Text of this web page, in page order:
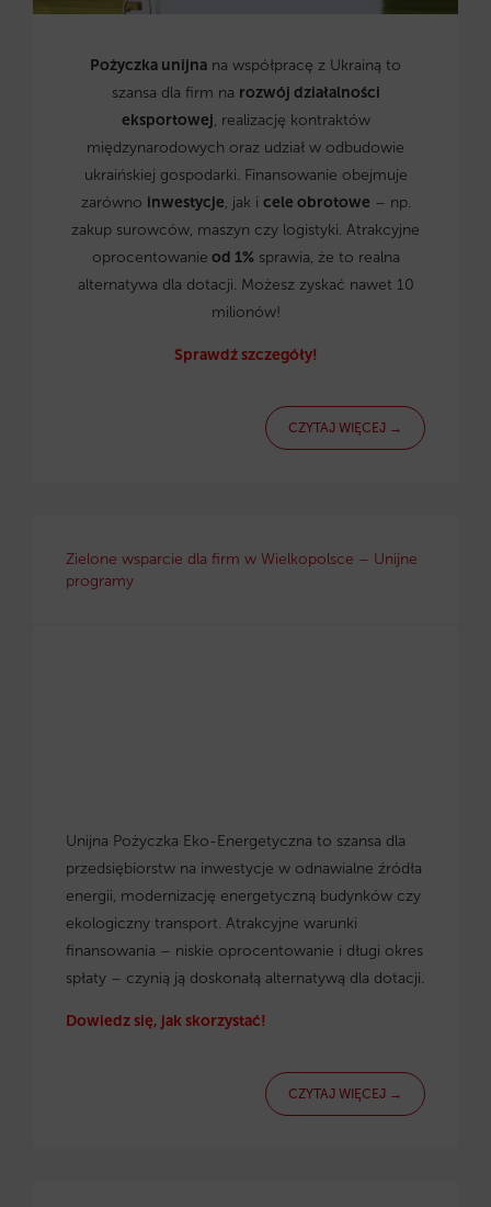
Pożyczka unijna na współpracę z Ukrainą to
szansa dla firm na rozwój działalności
eksportowej, realizację kontraktów
międzynarodowych oraz udział w odbudowie
ukraińskiej gospodarki. Finansowanie obejmuje
zarówno inwestycje, jak i cele obrotowe – np.
zakup surowców, maszyn czy logistyki. Atrakcyjne
oprocentowanie od 1%sprawia, że to realna
alternatywa dla dotacji. Możesz zyskać nawet 10
milionów!
Sprawdź szczegóły!
CZYTAJ WIĘCEJ →
Zielone wsparcie dla firm w Wielkopolsce – Unijne
programy
Unijna Pożyczka Eko-Energetyczna to szansa dla
przedsiębiorstw na inwestycje w odnawialne źródła
energii, modernizację energetyczną budynków czy
ekologiczny transport. Atrakcyjne warunki
finansowania – niskie oprocentowanie i długi okres
spłaty – czynią ją doskonałą alternatywą dla dotacji.
Dowiedz się, jak skorzystać!
CZYTAJ WIĘCEJ →